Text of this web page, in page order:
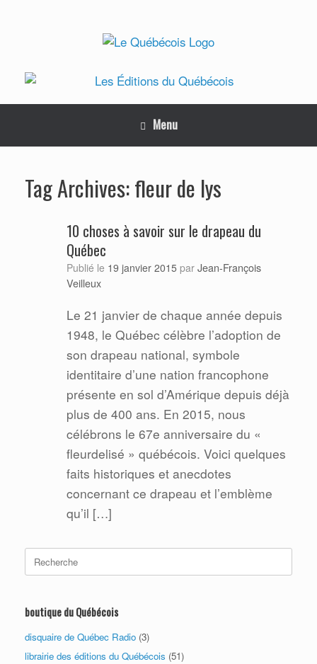
Menu
Tag Archives:fleur de lys
10 choses à savoir sur le drapeau du
Québec
Publié le 19 janvier 2015 par Jean-François
Veilleux
Le 21 janvier de chaque année depuis
1948, le Québec célèbre l’adoption de
son drapeau national, symbole
identitaire d’une nation francophone
présente en sol d’Amérique depuis déjà
plus de 400 ans. En 2015, nous
célébrons le 67e anniversaire du «
fleurdelisé » québécois. Voici quelques
faits historiques et anecdotes
concernant ce drapeau et l’emblème
qu’il […]
Search
for:
boutique du Québécois
disquaire de Québec Radio (3)
librairie des éditions du Québécois (51)